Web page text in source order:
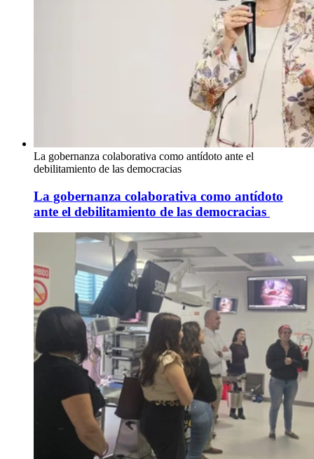
La gobernanza colaborativa como antídoto ante el
debilitamiento de las democracias
La gobernanza colaborativa como antídoto
ante el debilitamiento de las democracias